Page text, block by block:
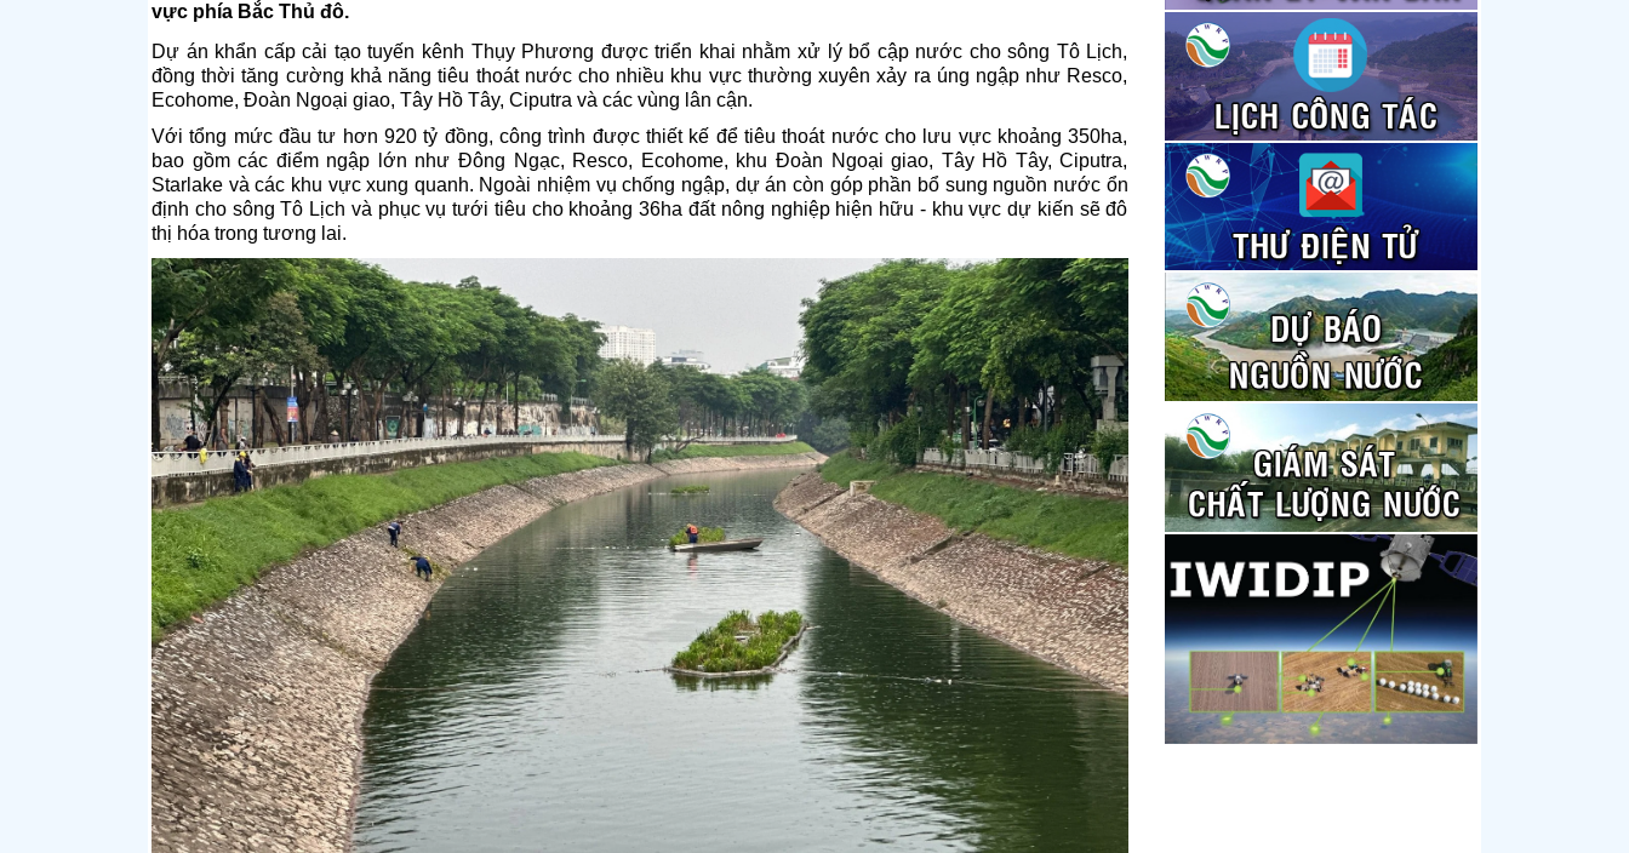
vực phía Bắc Thủ đô.
Dự án khẩn cấp cải tạo tuyến kênh Thụy Phương được triển khai nhằm xử lý bổ cập nước cho sông Tô Lịch,
đồng thời tăng cường khả năng tiêu thoát nước cho nhiều khu vực thường xuyên xảy ra úng ngập như Resco,
Ecohome, Đoàn Ngoại giao, Tây Hồ Tây, Ciputra và các vùng lân cận.
Với tổng mức đầu tư hơn 920 tỷ đồng, công trình được thiết kế để tiêu thoát nước cho lưu vực khoảng 350ha,
bao gồm các điểm ngập lớn như Đông Ngạc, Resco, Ecohome, khu Đoàn Ngoại giao, Tây Hồ Tây, Ciputra,
Starlake và các khu vực xung quanh. Ngoài nhiệm vụ chống ngập, dự án còn góp phần bổ sung nguồn nước ổn
định cho sông Tô Lịch và phục vụ tưới tiêu cho khoảng 36ha đất nông nghiệp hiện hữu - khu vực dự kiến sẽ đô
thị hóa trong tương lai.